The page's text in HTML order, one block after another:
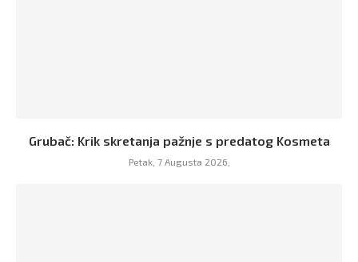
Grubač: Krik skretanja pažnje s predatog Kosmeta
Petak, 7 Augusta 2026,